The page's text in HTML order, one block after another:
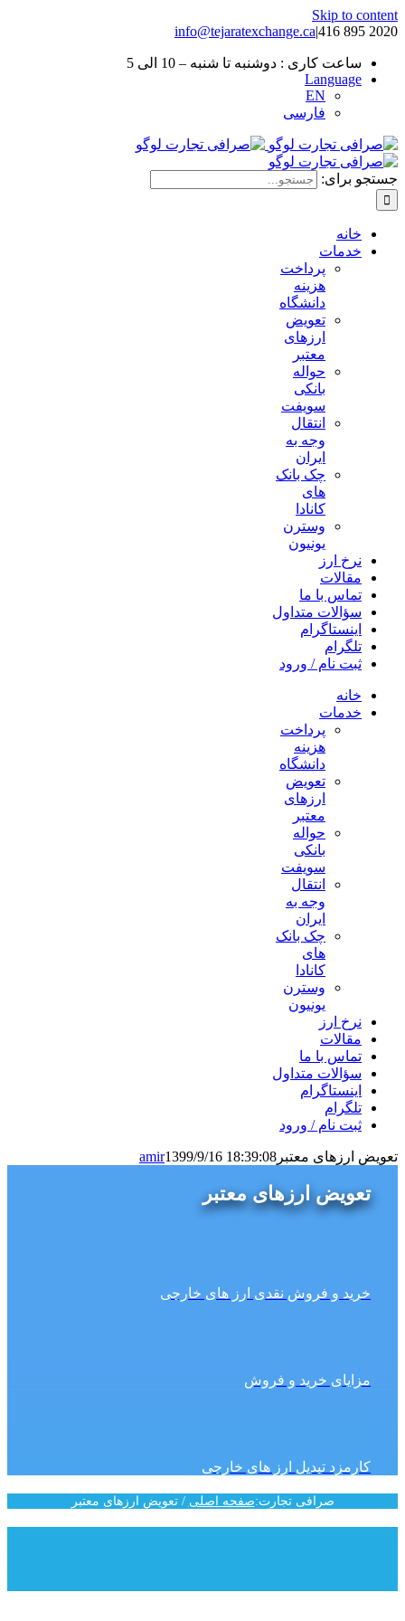
Skip to content
2020 895 416
|
info@tejaratexchange.ca
ساعت کاری : دوشنبه تا شنبه – 10 الی 5
Language
EN
فارسی
جستجو برای:
خانه
خدمات
پرداخت
هزینه
دانشگاه
تعویض
ارزهای
معتبر
حواله
بانکی
سویفت
انتقال
وجه به
ایران
چک بانک
های
کانادا
وسترن
یونیون
نرخ ارز
مقالات
تماس با ما
سؤالات متداول
اینستاگرام
تلگرام
ثبت نام / ورود
خانه
خدمات
پرداخت
هزینه
دانشگاه
تعویض
ارزهای
معتبر
حواله
بانکی
سویفت
انتقال
وجه به
ایران
چک بانک
های
کانادا
وسترن
یونیون
نرخ ارز
مقالات
تماس با ما
سؤالات متداول
اینستاگرام
تلگرام
ثبت نام / ورود
تعویض ارزهای معتبر amir1399/9/16 18:39:08
تعویض ارزهای معتبر
خرید و فروش نقدی ارز های خارجی
مزایای خرید و فروش
کارمزد تبدیل ارز های خارجی
صرافی تجارت:صفحه اصلی /تعویض ارزهای معتبر